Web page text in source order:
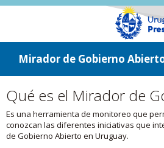
ir a contenido
ir al menú
Mirador de Gobierno
Qué es el Mirador de
Es una herramienta de monitoreo que
conozcan las diferentes iniciativas que
de Gobierno Abierto en Uruguay.